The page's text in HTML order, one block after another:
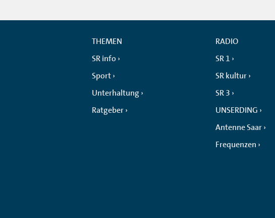
THEMEN
SR info
Sport
Unterhaltung
Ratgeber
RADIO
SR 1
SR kultur
SR 3
UNSERDING
Antenne Saar
Frequenzen